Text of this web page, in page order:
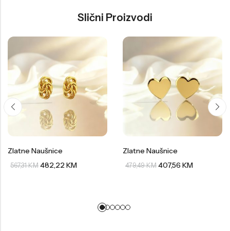
Slični Proizvodi
Zlatne Naušnice
567,31KM 482,22KM
Zlatne Naušnice
479,49KM 407,56 KM